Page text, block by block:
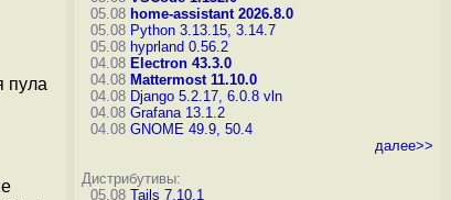
пула
05.08 home-assistant 2026.8.0
05.08 Python 3.13.15, 3.14.7
05.08 hyprland 0.56.2
04.08 Electron 43.3.0
04.08 Mattermost 11.10.0
04.08 Django 5.2.17, 6.0.8 vln
04.08 Grafana 13.1.2
04.08 GNOME 49.9, 50.4
далее>>
Дистрибутивы:
05.08 Tails 7.10.1